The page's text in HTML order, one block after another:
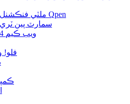
ملٽي فنڪشنل وائرليس Qpen
QPT200 سمارٽ پين ٽري
QWC-004 ويب ڪيم
فلو!